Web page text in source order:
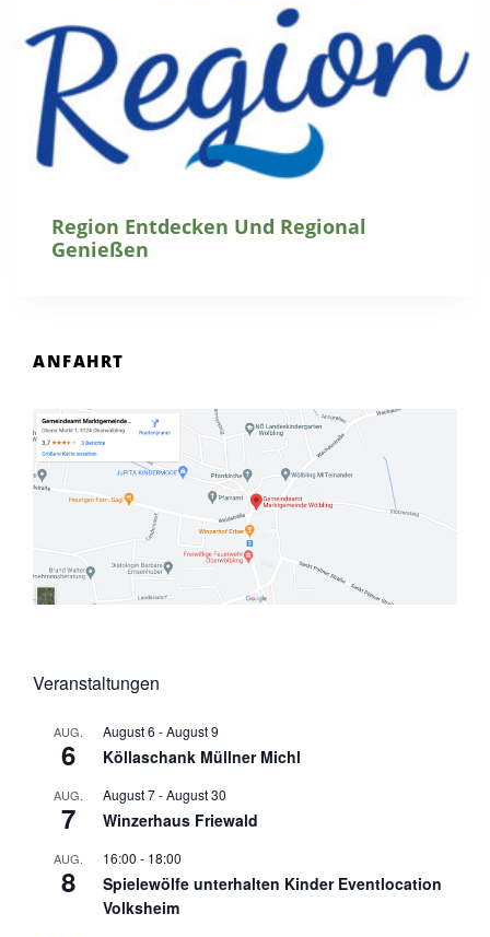
Region Entdecken Und Regional
Genießen
ANFAHRT
Veranstaltungen
AUG.
6
August 6 -August 9
Köllaschank Müllner Michl
AUG.
7
August 7-August 30
Winzerhaus Friewald
AUG.
8
16:00 - 18:00
Spielewölfe unterhalten Kinder Eventlocation
Volksheim